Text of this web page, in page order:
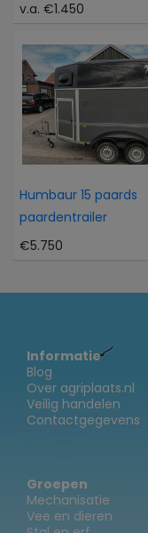
v.a. €1.450
Humbaur 15 paards
paardentrailer
€5.750
Informatie
Blog
Over agriplaats.nl
Veilig handelen
Contactgegevens
Groepen
Mechanisatie
Vee en dieren